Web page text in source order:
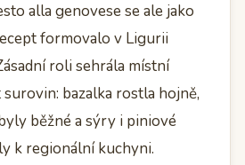
alla genovese se ale jako
formovalo v Ligurii
roli sehrála místní
bazalka rostla hojně,
běžné a sýry i piniové
k regionální kuchyni.